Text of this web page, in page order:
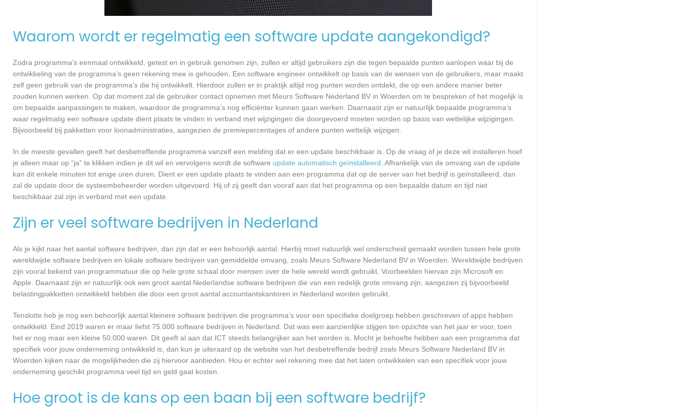
Waarom wordt er regelmatig een software update aangekondigd?
Zodra programma’s eenmaal ontwikkeld, getest en in gebruik genomen zijn, zullen er altijd gebruikers zijn die tegen bepaalde punten aanlopen waar bij de
ontwikkeling van de programma’s geen rekening mee is gehouden. Een software engineer ontwikkelt op basis van de wensen van de gebruikers, maar maakt
zelf geen gebruik van de programma’s die hij ontwikkelt. Hierdoor zullen er in praktijk altijd nog punten worden ontdekt, die op een andere manier beter
zouden kunnen werken. Op dat moment zal de gebruiker contact opnemen met Meurs Software Nederland BV in Woerden om te bespreken of het mogelijk is
om bepaalde aanpassingen te maken, waardoor de programma’s nog efficiënter kunnen gaan werken. Daarnaast zijn er natuurlijk bepaalde programma’s
waar regelmatig een software update dient plaats te vinden in verband met wijzigingen die doorgevoerd moeten worden op basis van wettelijke wijzigingen.
Bijvoorbeeld bij pakketten voor loonadministraties, aangezien de premiepercentages of andere punten wettelijk wijzigen.
In de meeste gevallen geeft het desbetreffende programma vanzelf een melding dat er een update beschikbaar is. Op de vraag of je deze wil installeren hoef
je alleen maar op “ja” te klikken indien je dit wil en vervolgens wordt de software update automatisch geïnstalleerd . Afhankelijk van de omvang van de update
kan dit enkele minuten tot enige uren duren. Dient er een update plaats te vinden aan een programma dat op de server van het bedrijf is geïnstalleerd, dan
zal de update door de systeembeheerder worden uitgevoerd. Hij of zij geeft dan vooraf aan dat het programma op een bepaalde datum en tijd niet
beschikbaar zal zijn in verband met een update.
Zijn er veel software bedrijven in Nederland
Als je kijkt naar het aantal software bedrijven, dan zijn dat er een behoorlijk aantal. Hierbij moet natuurlijk wel onderscheid gemaakt worden tussen hele grote
wereldwijde software bedrijven en lokale software bedrijven van gemiddelde omvang, zoals Meurs Software Nederland BV in Woerden. Wereldwijde bedrijven
zijn vooral bekend van programmatuur die op hele grote schaal door mensen over de hele wereld wordt gebruikt. Voorbeelden hiervan zijn Microsoft en
Apple. Daarnaast zijn er natuurlijk ook een groot aantal Nederlandse software bedrijven die van een redelijk grote omvang zijn, aangezien zij bijvoorbeeld
belastingpakketten ontwikkeld hebben die door een groot aantal accountantskantoren in Nederland worden gebruikt.
Tenslotte heb je nog een behoorlijk aantal kleinere software bedrijven die programma’s voor een specifieke doelgroep hebben geschreven of apps hebben
ontwikkeld. Eind 2019 waren er maar liefst 75.000 software bedrijven in Nederland. Dat was een aanzienlijke stijgen ten opzichte van het jaar er voor, toen
het er nog maar een kleine 50.000 waren. Dit geeft al aan dat ICT steeds belangrijker aan het worden is. Mocht je behoefte hebben aan een programma dat
specifiek voor jouw onderneming ontwikkeld is, dan kun je uiteraard op de website van het desbetreffende bedrijf zoals Meurs Software Nederland BV in
Woerden kijken naar de mogelijkheden die zij hiervoor aanbieden. Hou er echter wel rekening mee dat het laten ontwikkelen van een specifiek voor jouw
onderneming geschikt programma veel tijd en geld gaat kosten.
Hoe groot is de kans op een baan bij een software bedrijf?